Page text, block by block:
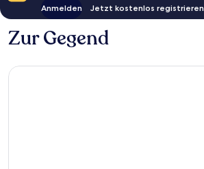
Anmelden Jetzt kostenlos registrieren
Zur Gegend